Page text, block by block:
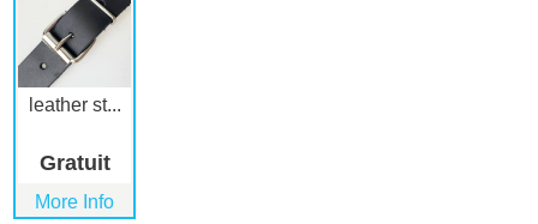
leather st...
Gratuit
More Info